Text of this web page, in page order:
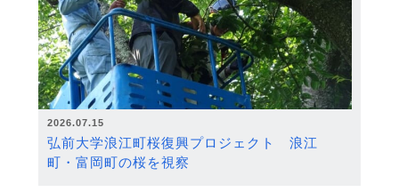
2026.07.15
弘前大学浪江町桜復興プロジェクト 浪江
町・富岡町の桜を視察